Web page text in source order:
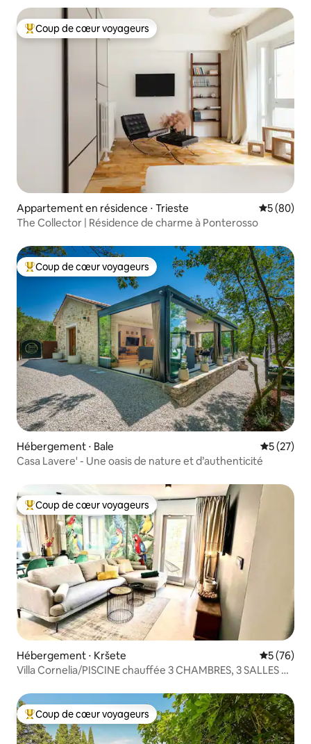
Coups de cœur voyageurs les plus appréciés
Coup de cœur voyageurs
Appartement en résidence ⋅ Trieste
5 (80)
The Collector | Résidence de charme à Ponterosso
Coups de cœur voyageurs les plus appréciés
Coup de cœur voyageurs
Hébergement ⋅ Bale
5 (27)
Casa Lavere' - Une oasis de nature et d’authenticité
Coups de cœur voyageurs les plus appréciés
Coup de cœur voyageurs
Hébergement ⋅ Kršete
5 (76)
Villa Cornelia/PISCINE chauffée 3 CHAMBRES, 3 SALLES DE
Coups de cœur voyageurs les plus appréciés
Coup de cœur voyageurs